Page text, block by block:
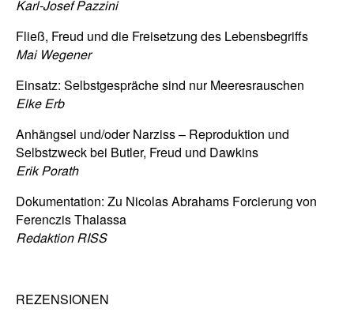
Karl-Josef Pazzini
Fließ, Freud und die Freisetzung des Lebensbegriffs
Mai Wegener
Einsatz: Selbstgespräche sind nur Meeresrauschen
Elke Erb
Anhängsel und/oder Narziss – Reproduktion und
Selbstzweck bei Butler, Freud und Dawkins
Erik Porath
Dokumentation: Zu Nicolas Abrahams Forcierung von
Ferenczis Thalassa
Redaktion RISS
REZENSIONEN